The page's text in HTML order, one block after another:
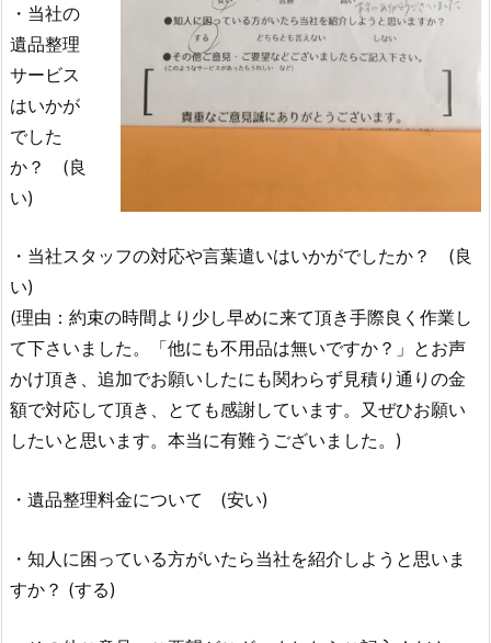
・当社の
遺品整理
サービス
はいかが
でした
か？ (良
い)
・当社スタッフの対応や言葉遣いはいかがでしたか？ (良
い)
(理由：約束の時間より少し早めに来て頂き手際良く作業し
て下さいました。「他にも不用品は無いですか？」とお声
かけ頂き、追加でお願いしたにも関わらず見積り通りの金
額で対応して頂き、とても感謝しています。又ぜひお願い
したいと思います。本当に有難うございました。)
・遺品整理料金について (安い)
・知人に困っている方がいたら当社を紹介しようと思いま
すか？ (する)